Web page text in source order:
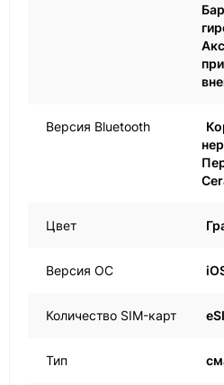
Версия Bluetooth
Цвет
Версия ОС
Количество SIM-карт
Тип